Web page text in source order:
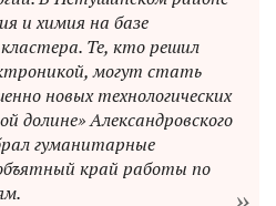
и химия на базе
Те, кто решил
могут стать
новых технологических
долине» Александровского
гуманитарные
край работы по